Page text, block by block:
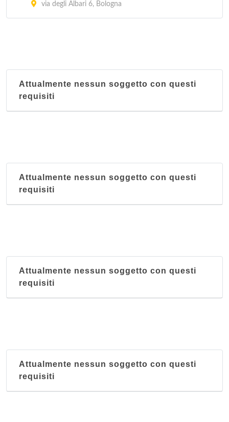
via degli Albari 6, Bologna
Attualmente nessun soggetto con questi
requisiti
Attualmente nessun soggetto con questi
requisiti
Attualmente nessun soggetto con questi
requisiti
Attualmente nessun soggetto con questi
requisiti